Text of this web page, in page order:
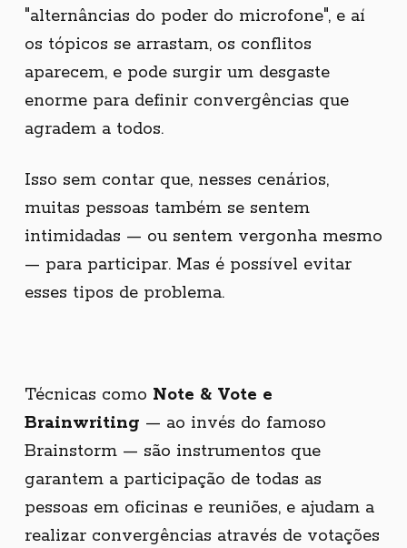
"alternâncias do poder do microfone", e aí
os tópicos se arrastam, os conflitos
aparecem, e pode surgir um desgaste
enorme para definir convergências que
agradem a todos.
Isso sem contar que, nesses cenários,
muitas pessoas também se sentem
intimidadas — ou sentem vergonha mesmo
— para participar. Mas é possível evitar
esses tipos de problema.
Técnicas como Note & Vote e
Brainwriting — ao invés do famoso
Brainstorm — são instrumentos que
garantem a participação de todas as
pessoas em oficinas e reuniões, e ajudam a
realizar convergências através de votações